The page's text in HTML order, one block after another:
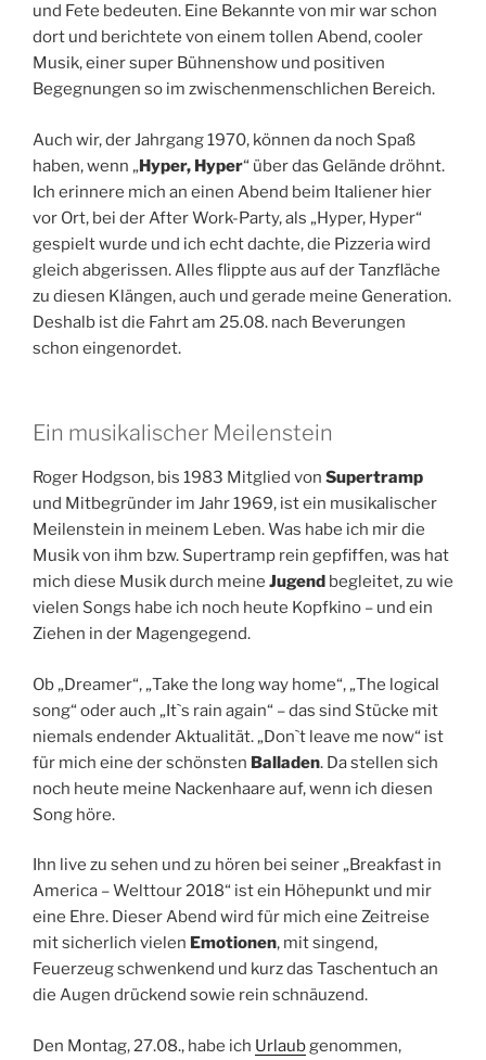
und Fete bedeuten. Eine Bekannte von mir war schon
dort und berichtete von einem tollen Abend, cooler
Musik, einer super Bühnenshow und positiven
Begegnungen so im zwischenmenschlichen Bereich.
Auch wir, der Jahrgang 1970, können da noch Spaß
haben, wenn „Hyper, Hyper“ über das Gelände dröhnt.
Ich erinnere mich an einen Abend beim Italiener hier
vor Ort, bei der After Work-Party, als „Hyper, Hyper“
gespielt wurde und ich echt dachte, die Pizzeria wird
gleich abgerissen. Alles flippte aus auf der Tanzfläche
zu diesen Klängen, auch und gerade meine Generation.
Deshalb ist die Fahrt am 25.08. nach Beverungen
schon eingenordet.
Ein musikalischer Meilenstein
Roger Hodgson, bis 1983 Mitglied von Supertramp
und Mitbegründer im Jahr 1969, ist ein musikalischer
Meilenstein in meinem Leben. Was habe ich mir die
Musik von ihm bzw. Supertramp rein gepfiffen, was hat
mich diese Musik durch meine Jugend begleitet, zu wie
vielen Songs habe ich noch heute Kopfkino – und ein
Ziehen in der Magengegend.
Ob „Dreamer“, „Take the long way home“, „The logical
song“ oder auch „It`s rain again“ – das sind Stücke mit
niemals endender Aktualität. „Don`t leave me now“ ist
für mich eine der schönsten Balladen. Da stellen sich
noch heute meine Nackenhaare auf, wenn ich diesen
Song höre.
Ihn live zu sehen und zu hören bei seiner „Breakfast in
America – Welttour 2018“ ist ein Höhepunkt und mir
eine Ehre. Dieser Abend wird für mich eine Zeitreise
mit sicherlich vielen Emotionen, mit singend,
Feuerzeug schwenkend und kurz das Taschentuch an
die Augen drückend sowie rein schnäuzend.
Den Montag, 27.08., habe ich Urlaubgenommen,